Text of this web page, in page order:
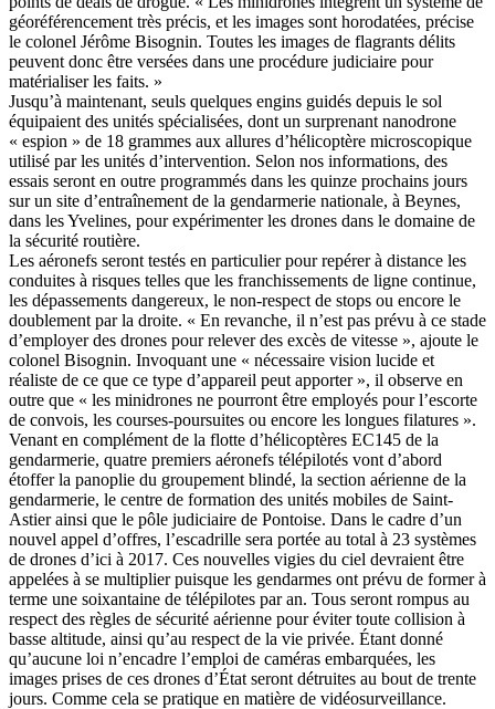
géoréférencement très précis, et les images sont horodatées, précise
le colonel Jérôme Bisognin. Toutes les images de flagrants délits
peuvent donc être versées dans une procédure judiciaire pour
matérialiser les faits. »
Jusqu’à maintenant, seuls quelques engins guidés depuis le sol
équipaient des unités spécialisées, dont un surprenant nanodrone
« espion » de 18 grammes aux allures d’hélicoptère microscopique
utilisé par les unités d’intervention. Selon nos informations, des
essais seront en outre programmés dans les quinze prochains jours
sur un site d’entraînement de la gendarmerie nationale, à Beynes,
dans les Yvelines, pour expérimenter les drones dans le domaine de
la sécurité routière.
Les aéronefs seront testés en particulier pour repérer à distance les
conduites à risques telles que les franchissements de ligne continue,
les dépassements dangereux, le non-respect de stops ou encore le
doublement par la droite. « En revanche, il n’est pas prévu à ce stade
d’employer des drones pour relever des excès de vitesse », ajoute le
colonel Bisognin. Invoquant une « nécessaire vision lucide et
réaliste de ce que ce type d’appareil peut apporter », il observe en
outre que « les minidrones ne pourront être employés pour l’escorte
de convois, les courses-poursuites ou encore les longues filatures ».
Venant en complément de la flotte d’hélicoptères EC145 de la
gendarmerie, quatre premiers aéronefs télépilotés vont d’abord
étoffer la panoplie du groupement blindé, la section aérienne de la
gendarmerie, le centre de formation des unités mobiles de Saint-
Astier ainsi que le pôle judiciaire de Pontoise. Dans le cadre d’un
nouvel appel d’offres, l’escadrille sera portée au total à 23 systèmes
de drones d’ici à 2017. Ces nouvelles vigies du ciel devraient être
appelées à se multiplier puisque les gendarmes ont prévu de former à
terme une soixantaine de télépilotes par an. Tous seront rompus au
respect des règles de sécurité aérienne pour éviter toute collision à
basse altitude, ainsi qu’au respect de la vie privée. Étant donné
qu’aucune loi n’encadre l’emploi de caméras embarquées, les
images prises de ces drones d’État seront détruites au bout de trente
jours. Comme cela se pratique en matière de vidéosurveillance.